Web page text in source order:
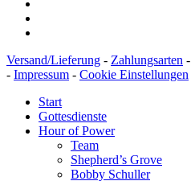
Versand/Lieferung - Zahlungsarten -
- Impressum - Cookie Einstellungen
Start
Gottesdienste
Hour of Power
Team
Shepherd’s Grove
Bobby Schuller